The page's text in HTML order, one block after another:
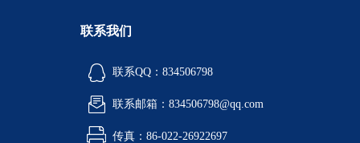
联系我们
联系QQ：834506798
联系邮箱：834506798@qq.com
传真：86-022-26922697